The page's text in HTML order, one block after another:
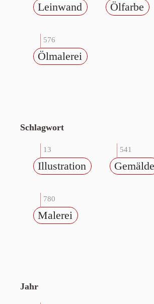
Leinwand Ölfarbe
576
Ölmalerei
Schlagwort
13
Illustration
541
Gemälde
780
Malerei
Jahr